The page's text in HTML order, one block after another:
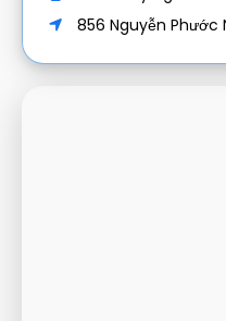
856 Nguyễn Phước